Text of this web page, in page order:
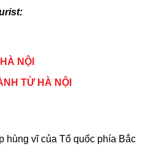
NỘI
TỪ HÀ NỘI